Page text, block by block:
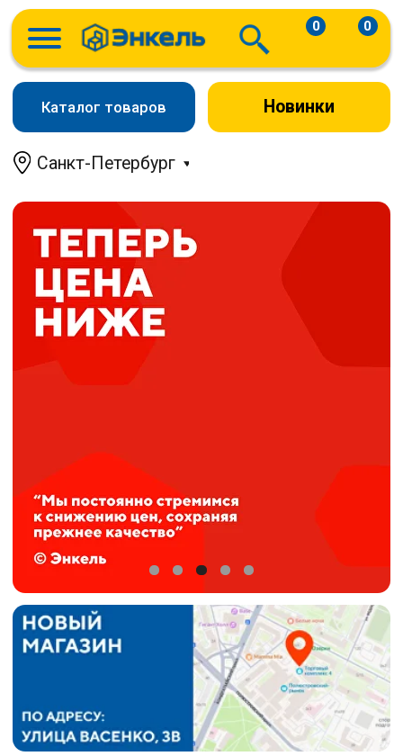
Новинки
Санкт-Петербург